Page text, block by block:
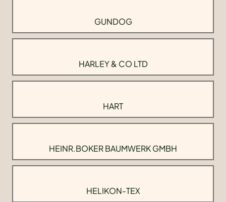
GUNDOG
HARLEY & CO LTD
HART
HEINR.BOKER BAUMWERK GMBH
HELIKON-TEX